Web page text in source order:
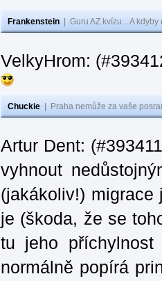
Frankenstein Guru AZ kvízu... A
VelkyHrom:
Chuckie Praha nemůže za vaše
Artur Dent:
vyhnout
(jakákoliv!)
je (škoda, že se
tu jeho
normálně popírá